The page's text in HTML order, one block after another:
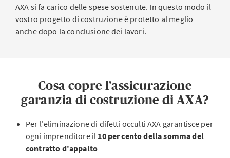
AXA si fa carico delle spese sostenute. In questo modo il
vostro progetto di costruzione è protetto al meglio
anche dopo la conclusione dei lavori.
Cosa copre l’assicurazione
garanzia di costruzione di AXA?
Per l'eliminazione di difetti occulti AXA garantisce per
ogni imprenditore il 10 per cento della somma del
contratto d'appalto